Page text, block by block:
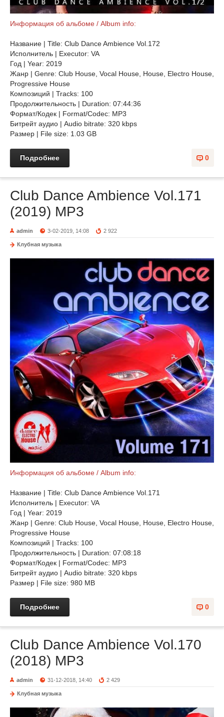
Информация об альбоме / Album info:
Название | Title: Club Dance Ambience Vol.172
Исполнитель | Executor: VA
Год | Year: 2019
Жанр | Genre: Club House, Vocal House, House, Electro House,
Progressive House
Композиций | Tracks: 100
Продолжительность | Duration: 07:44:36
Формат/Кодек | Format/Codec: MP3
Битрейт аудио | Audio bitrate: 320 kbps
Размер | File size: 1.03 GB
0
Подробнее
Club Dance Ambience Vol.171
(2019) MP3
admin 3-02-2019, 14:08 2 922
Клубная музыка
Информация об альбоме / Album info:
Название | Title: Club Dance Ambience Vol.171
Исполнитель | Executor: VA
Год | Year: 2019
Жанр | Genre: Club House, Vocal House, House, Electro House,
Progressive House
Композиций | Tracks: 100
Продолжительность | Duration: 07:08:18
Формат/Кодек | Format/Codec: MP3
Битрейт аудио | Audio bitrate: 320 kbps
Размер | File size: 980 MB
0
Подробнее
Club Dance Ambience Vol.170
(2018) MP3
admin 31-12-2018, 14:40 2 429
Клубная музыка